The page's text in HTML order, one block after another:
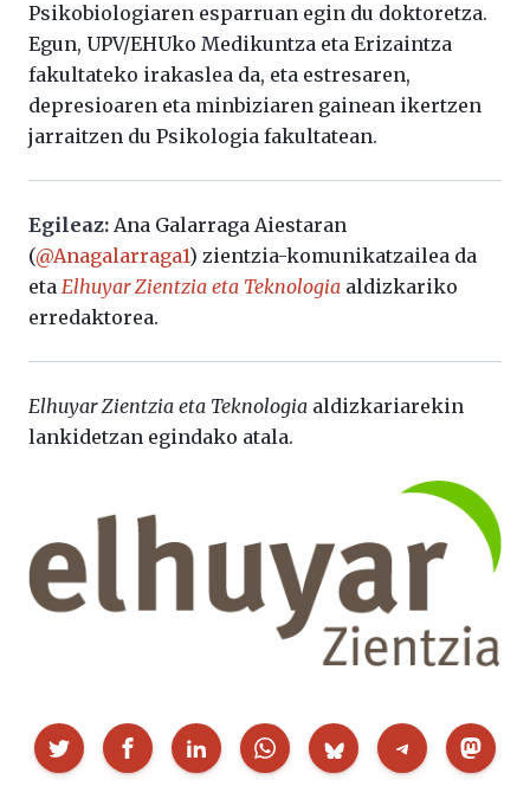
Psikobiologiaren esparruan egin du doktoretza.
Egun, UPV/EHUko Medikuntza eta Erizaintza
fakultateko irakaslea da, eta estresaren,
depresioaren eta minbiziaren gainean ikertzen
jarraitzen du Psikologia fakultatean.
Egileaz: Ana Galarraga Aiestaran
(@Anagalarraga1) zientzia-komunikatzailea da
eta Elhuyar Zientzia eta Teknologia aldizkariko
erredaktorea.
Elhuyar Zientzia eta Teknologia aldizkariarekin
lankidetzan egindako atala.
Partekatu